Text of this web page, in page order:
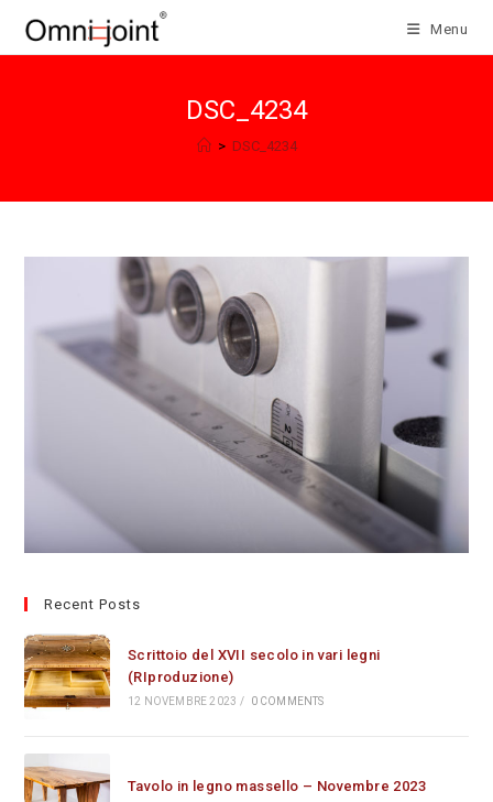
Menu
DSC_4234
> DSC_4234
Recent Posts
Scrittoio del XVII secolo in vari legni
(RIproduzione)
12 NOVEMBRE 2023 / 0 COMMENTS
Tavolo in legno massello – Novembre 2023